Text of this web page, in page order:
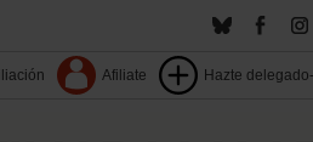
Afiliate Hazte